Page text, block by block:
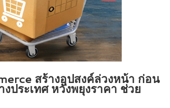
สร้างอุปสงค์ล่วงหน้า ก่อน
ประเทศ หวังพยุงราคา ช่วย